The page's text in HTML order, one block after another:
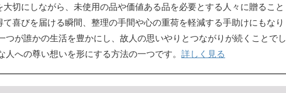
大切にしながら、未使用の品や価値ある品を必要とする人々に贈ること
て喜びを届ける瞬間、整理の手間や心の重荷を軽減する手助けにもなり
つが誰かの生活を豊かにし、故人の思いやりとつながりが続くことでし
人への尊い想いを形にする方法の一つです。 詳しく見る